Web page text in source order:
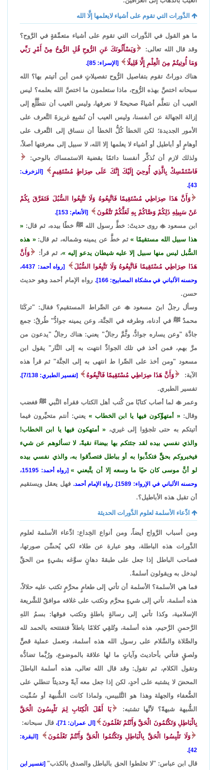
الدَّورات التي تقوم على أشياء لايعلمها إلَّا الله
ما هو القول في الدَّورات التي تقوم على أشياء متعمِّقةٍ في الرَّوح؟
وقد قال الله تعالى:
وَيَسْأَلُونَكَ عَنِ الرُّوحِ قُلِ الرُّوحُ مِنْ أَمْرِ رَبِّي
وَمَا أُوتِيتُمْ مِنَ الْعِلْمِ إِلَّا قَلِيلًا
[الإسراء: 85].
هناك دوراتٌ تقوم بتفاصيل الرُّوح تفصيلاتٍ فمن أين أتيتم بها؟ الله
سبحانه اختصَّ بهذه الرُّوح، ماذا ستعلمون ما اختصَّ الله بعلمه؟ ليس
العيب أن نتعلَّم أشياءً صحيحةً لا نعرفها، وليس العيب أن نتطَّلَّع إلى
إزالة الجهالة عن أنفسنا، وليس العيب أن نُشبِع غريزةَ التَّعرف على
الأمور الجديدة؛ لكن الخطأ كُلُّ الخطأ أن ننساق إلى التَّعرف على
أوهامٍ أو أباطيل أو أشياء لا يعلمها إلا الله، لا سبيل إلى معرفتها أصلاً،
ولذلك لازم أن نُذكِّر أنفسنا دائمًا بقضية الاستمساك بالوحي:
فَاسْتَمْسِكْ بِالَّذِي أُوحِيَ إِلَيْكَ إِنَّكَ عَلَى صِرَاطٍ مُسْتَقِيمٍ
[الزخرف:
43].
وَأَنَّ هَذَا صِرَاطِي مُسْتَقِيمًا فَاتَّبِعُوهُ وَلَا تَتَّبِعُوا السُّبُلَ فَتَفَرَّقَ بِكُمْ
عَنْ سَبِيلِهِ ذَلِكُمْ وَصَّاكُمْ بِهِ لَعَلَّكُمْ تَتَّقُونَ
[الأنعام: 153].
ابن مسعودروى حديثَ: خطَّ رسول الله ﷺ خطًا بيده، ثم قال:
هذا سبيل الله مستقيمًا
ثم خطَّ عن يمينه وشماله، ثم قال:
هذه
السُّبل ليس منها سبيل إلا عليه شيطان يدعو إليه
، ثم قرأ:
وَأَنَّ
هَذَا صِرَاطِي مُسْتَقِيمًا فَاتَّبِعُوهُ وَلَا تَتَّبِعُوا السُّبُلَ
[رواه أحمد: 4437،
وحسنه الألباني في مشكاة المصابيح: 166].
رواه الإمام أحمد وهو حديث
حسن.
وسأل رجلٌ ابنَ مسعودعن الصِّراط المستقيم؟ فقال: "تركَنَا
محمدٌ ﷺ في أدناه، وطرفه في الجنَّة، وعن يمينه جوادُّ" طُرقٌ: جمع
جادَّة "وعن يساره جوادُّ، وثَّمَّ رجالٌ" يعني: هناك رجالٌ "يدعون من
مرَّ بهم، فمن أخذ في تلك الجوادِّ انتهت به إلى النَّار" يقول ابن
مسعود "ومن أخذ على الصِّرا ط انتهى به إلى الجنَّة" ثم قرأ هذه
الآية:
وَأَنَّ هَذَا صِرَاطِي مُسْتَقِيمًا فَاتَّبِعُوهُ [تفسير الطبري: 7/138].
تفسير الطبري.
وعمر لما أصاب كتابًا من كُتب أهل الكتاب فقرأه النَّبي ﷺ فغضب
وقال:
أمتهوِّكون فيها يا ابن الخطاب
يعني: أنتم متحيِّرون فيما
أتيتكم به حتى تلجؤوا إلى غيري،
أمتهكون فيها يا ابن الخطاب!
والذي نفسي بيده لقد جئتكم بها بيضاءَ نقيةً، لا تسألوهم عن شيء
فيخبروكم بحقٍّ فتكذِّبوا به أو بباطل فتصدِّقوا به، والذي نفسي بيده
لو أنَّ موسى كان حيًا ما وسعه إلا أن يتَّبعني
[رواه أحمد: 15195،
وحسنه الألباني في الإرواء: 1589]. رواه الإمام أحمد.
فهل يعقل ويستقيم
أن تقبل هذه الأباطيل؟.
ادِّعاء الأسلمة لعلوم الدَّورات الحديثة
ومن أسباب الرَّواج أيضاً، ومن أنواع الخِداع: ادِّعاء الأسلمة لعلوم
الدَّورات هذه الباطلة، وهو عبارة عن طلاء لكي يُحسِّن صورتها،
فصاحب الباطل إذا جعل على طبقةَ دهانٍ سوَّغه بشيءٍ من الحقِّ
ليدخل به ويقولون أسلمةٌ.
فما هي الأسلمة؟ الأسلمة أن تأتي إلى طعامٍ محرَّمٍ تكتب عليه حلالاً،
هذه أسلمة، تأتي إلى شيءٍ محرَّم وتكتب على غلافه موافقٌ للشَّريعة
الإسلامية، وكذا تأتي إلى رسالةٍ باطلةٍ وتكتب فوقها: بسمُ اللهِ
الرَّحمنِ الرَّحيم، هذه أسلمة، وتُلقِي كلامًا باطلاً فتفتتحه بالحمد لله
والصَّلاة والسَّلام على رسول الله هذه أسلمة، وتعمل عملية قصٍّ
ولصقٍ فتأتي بأحاديث وآياتٍ ما لها علاقة بالموضوع، ورُبَّما تضادُّه
وتقول الكلام، ثم تقول: وقد قال الله تعالى، هذه أسلمة الباطلَ
المحضَ لا يشتبه على أحدٍ، لكن إذا جعل معه آيةً وحديثاً تنطلي على
الضُّعفاء والجهلة وهذا هو التَّلبيس، ولماذا كانت الشُّبهة أو سُمِّيت
الشُّبهة شبهةً؟ لأنَّها تشتبه:
يَا أَهْلَ الْكِتَابِ لِمَ تَلْبِسُونَ الْحَقَّ
بِالْبَاطِلِ وَتَكْتُمُونَ الْحَقَّ وَأَنْتُمْ تَعْلَمُونَ
[ال عمران: 71]،
قال سبحانه:
وَلَا تَلْبِسُوا الْحَقَّ بِالْبَاطِلِ وَتَكْتُمُوا الْحَقَّ وَأَنْتُمْ تَعْلَمُونَ
[البقرة:
42].
قال ابن عباس: "لا تخلطوا الحق بالباطل والصدق بالكذب" [تفسير ابن